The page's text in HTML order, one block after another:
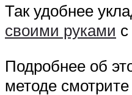
Так удобнее
своими руками
Подробнее об
методе